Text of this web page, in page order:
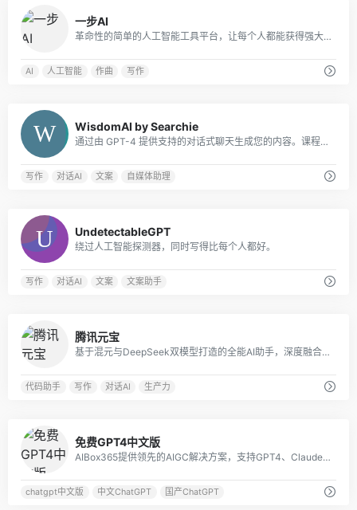
一步AI
革命性的简单的人工智能工具平台，让每个人都能获得强大的人工智能应用我们的专业和用户友好的一步AI服务。
AI 人工智能 作曲 写作
WisdomAI by Searchie
通过由 GPT-4 提供支持的对​​话式聊天生成您的内容。课程，会员资格，播客，教练和更多!
写作 对话AI 文案 自媒体助理
UndetectableGPT
绕过人工智能探测器，同时写得比每个人都好。
写作 对话AI 文案 文案助手
腾讯元宝
基于混元与DeepSeek双模型打造的全能AI助手，深度融合微信生态，提供搜索、文档解析、创作等多模态服务，覆盖工作学习生活全场景。
代码助手 写作 对话AI 生产力
免费GPT4中文版
AIBox365提供领先的AIGC解决方案，支持GPT4、Claude3、Gemini1.5、Midjourney等国内外大模型。
chatgpt中文版 中文ChatGPT 国产ChatGPT